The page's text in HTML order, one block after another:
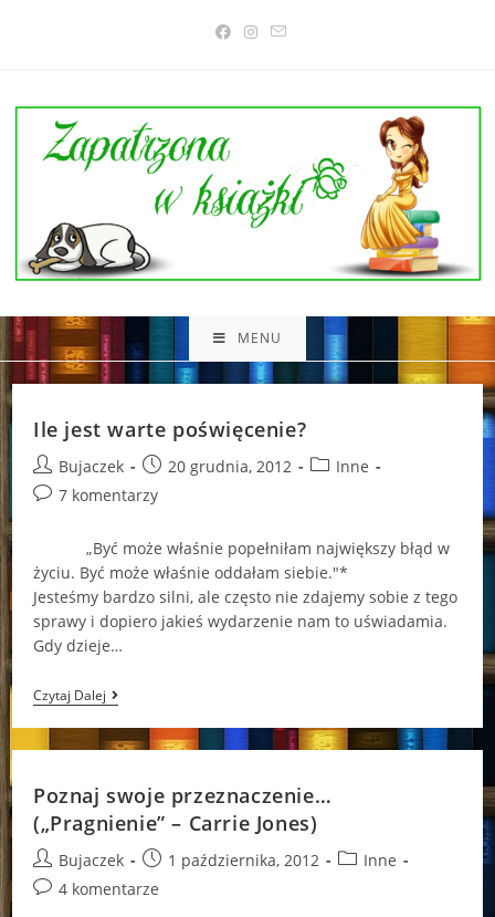
MENU
Ile jest warte poświęcenie?
Post
author:
Bujaczek
Post
published:
20 grudnia, 2012
PostInne
Post7 komentarzy
„Być może właśnie popełniłam największy błąd w
życiu. Być może właśnie oddałam siebie."*
Jesteśmy bardzo silni, ale często nie zdajemy sobie z tego
sprawy i dopiero jakieś wydarzenie nam to uświadamia.
Gdy dzieje…
Czytaj DalejIle
Jest
Warte
Poświęcenie?
Poznaj swoje przeznaczenie…
(„Pragnienie” – Carrie Jones)
Post
author:
Bujaczek
Post
published:
1 października, 2012
PostInne
Post4 komentarze